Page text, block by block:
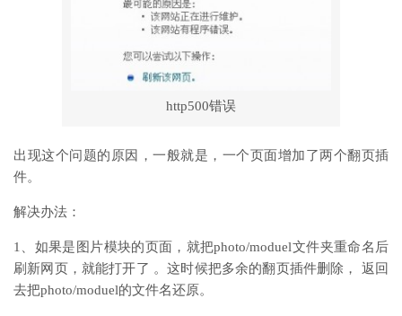
http500错误
出现这个问题的原因，一般就是，一个页面增加了两个翻页插
件。
解决办法：
1、如果是图片模块的页面，就把photo/moduel文件夹重命名后
刷新网页，就能打开了 。这时候把多余的翻页插件删除， 返回
去把photo/moduel的文件名还原。